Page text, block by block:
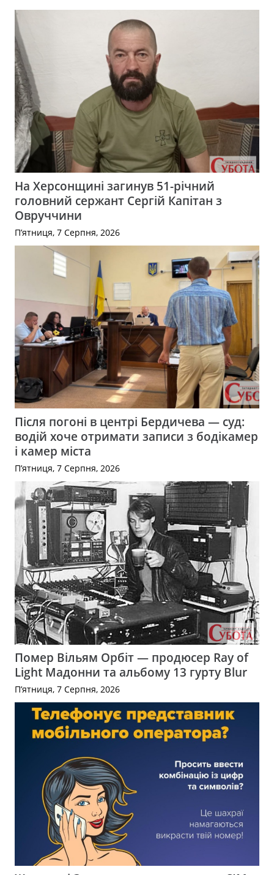
На Херсонщині загинув 51-річний
головний сержант Сергій Капітан з
Овруччини
П’ятниця, 7 Серпня, 2026
Після погоні в центрі Бердичева — суд:
водій хоче отримати записи з бодікамер
і камер міста
П’ятниця, 7 Серпня, 2026
Помер Вільям Орбіт — продюсер Ray of
Light Мадонни та альбому 13 гурту Blur
П’ятниця, 7 Серпня, 2026